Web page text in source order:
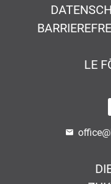
LE